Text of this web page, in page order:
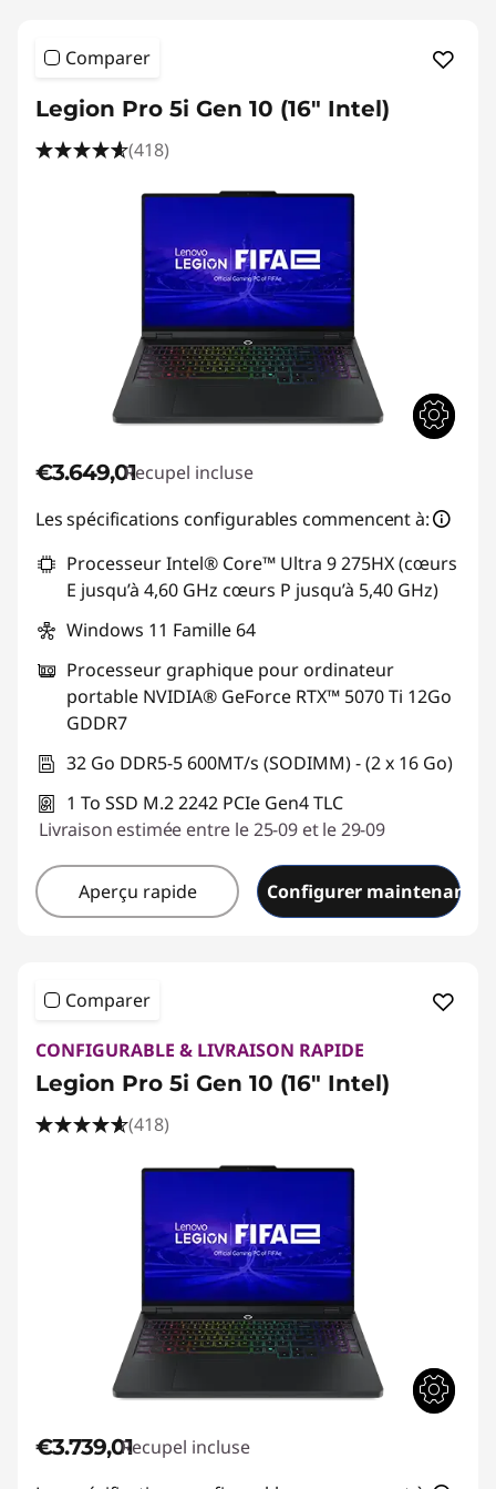
Comparer
Legion Pro 5i Gen 10 (16" Intel)
(418)
€3.649,01Recupel incluse
Les spécifications configurables commencent à:
Processeur Intel® Core™ Ultra 9 275HX (cœurs
E jusqu’à 4,60 GHz cœurs P jusqu’à 5,40 GHz)
Windows 11 Famille 64
Processeur graphique pour ordinateur
portable NVIDIA® GeForce RTX™ 5070 Ti 12Go
GDDR7
32 Go DDR5-5 600MT/s (SODIMM) - (2 x 16 Go)
1 To SSD M.2 2242 PCIe Gen4 TLC
Livraison estimée entre le 25-09 et le 29-09
Aperçu rapide Configurer maintenant
Comparer
CONFIGURABLE & LIVRAISON RAPIDE
Legion Pro 5i Gen 10 (16" Intel)
(418)
€3.739,01Recupel incluse